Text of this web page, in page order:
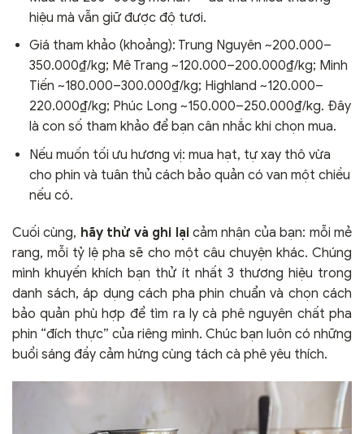
hiệu mà vẫn giữ được độ tươi.
Giá tham khảo (khoảng): Trung Nguyên ~200.000–
350.000₫/kg; Mê Trang ~120.000–200.000₫/kg; Minh
Tiến ~180.000–300.000₫/kg; Highland ~120.000–
220.000₫/kg; Phúc Long ~150.000–250.000₫/kg. Đây
là con số tham khảo để bạn cân nhắc khi chọn mua.
Nếu muốn tối ưu hương vị: mua hạt, tự xay thô vừa
cho phin và tuân thủ cách bảo quản có van một chiều
nếu có.
Cuối cùng, hãy thử và ghi lại cảm nhận của bạn: mỗi mẻ
rang, mỗi tỷ lệ pha sẽ cho một câu chuyện khác. Chúng
mình khuyến khích bạn thử ít nhất 3 thương hiệu trong
danh sách, áp dụng cách pha phin chuẩn và chọn cách
bảo quản phù hợp để tìm ra ly cà phê nguyên chất pha
phin “đích thực” của riêng mình. Chúc bạn luôn có những
buổi sáng đầy cảm hứng cùng tách cà phê yêu thích.